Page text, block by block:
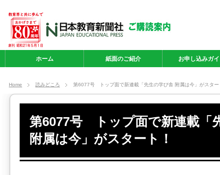
ホーム 紙面のご紹介 お申し込みガ
Home 読みどころ 第6077号 トップ面で新連載「先生の学び舎 附属は今」がスター
第6077号 トップ面で新連載「
附属は今」がスタート！